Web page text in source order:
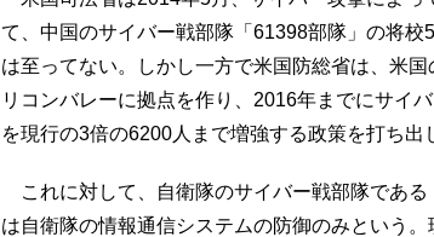
て、中国のサイバー戦部隊「61398部隊」の将
は至ってない。しかし一方で米国防総省は、米
リコンバレーに拠点を作り、2016年までにサイ
を現行の3倍の6200人まで増強する政策を打ち出
これに対して、自衛隊のサイバー戦部隊であ
は自衛隊の情報通信システムの防御のみという